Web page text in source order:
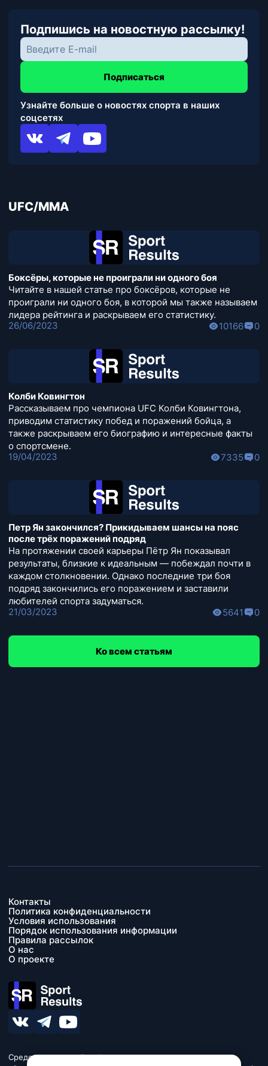
Подпишись на новостную рассылку!
Подписаться
Узнайте больше о новостях спорта в наших
соцсетях
UFC/MMA
Боксёры, которые не проиграли ни одного боя
Читайте в нашей статье про боксёров, которые не
проиграли ни одного боя, в которой мы также называем
лидера рейтинга и раскрываем его статистику.
26/06/2023
10166 0
Колби Ковингтон
Рассказываем про чемпиона UFC Колби Ковингтона,
приводим статистику побед и поражений бойца, а
также раскрываем его биографию и интересные факты
о спортсмене.
19/04/2023
7335 0
Петр Ян закончился? Прикидываем шансы на пояс
после трёх поражений подряд
На протяжении своей карьеры Пётр Ян показывал
результаты, близкие к идеальным — побеждал почти в
каждом столкновении. Однако последние три боя
подряд закончились его поражением и заставили
любителей спорта задуматься.
21/03/2023
5641 0
Ко всем статьям
Контакты
Политика конфиденциальности
Условия использования
Порядок использования информации
Правила рассылок
О нас
О проекте
Средство массовой информации сетевое издание